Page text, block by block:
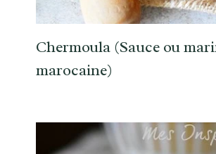
Chermoula (Sauce ou
marocaine)